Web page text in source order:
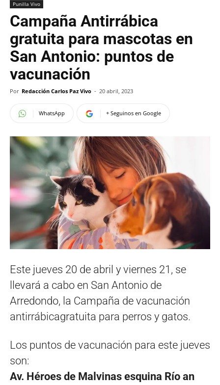
Punilla Vivo
Campaña Antirrábica
gratuita para mascotas en
San Antonio: puntos de
vacunación
Por Redacción Carlos Paz Vivo - 20 abril, 2023
WhatsApp + Seguinos en Google
Este jueves 20 de abril y viernes 21, se
llevará a cabo en San Antonio de
Arredondo, la Campaña de vacunación
antirrábicagratuita para perros y gatos.
Los puntos de vacunación para este jueves
son:
Av. Héroes de Malvinas esquina Río an